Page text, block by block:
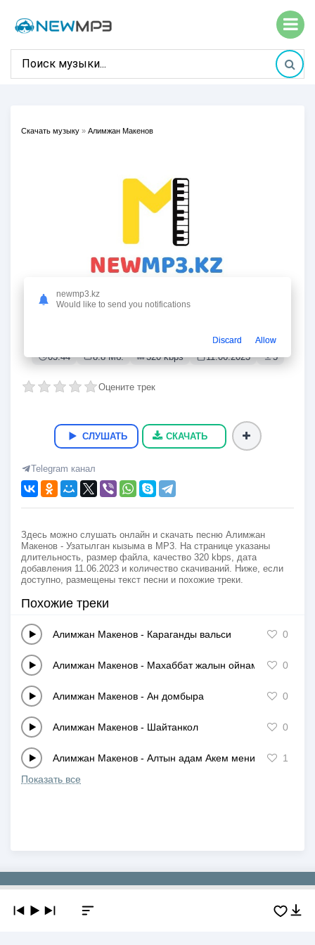
Скачать музыку » Алимжан Макенов
03:44 8.8 Мб. 320 kbps 11.06.2023 5
Оцените трек
СЛУШАТЬ СКАЧАТЬ
Telegram канал
Здесь можно слушать онлайн и скачать песню Алимжан
Макенов - Узатылган кызыма в MP3. На странице указаны
длительность, размер файла, качество 320 kbps, дата
добавления 11.06.2023 и количество скачиваний. Ниже, если
доступно, размещены текст песни и похожие треки.
Похожие треки
Алимжан Макенов - Караганды вальси 0
Алимжан Макенов - Махаббат жалын ойнама! 0
Алимжан Макенов - Ан домбыра 0
Алимжан Макенов - Шайтанкол 0
Алимжан Макенов - Алтын адам Акем менин
1
Показать все
newmp3.kz
Would like to send you notifications
Discard Allow